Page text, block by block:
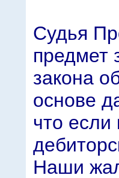
Судья
предмет
закона
основе
что если
Наши